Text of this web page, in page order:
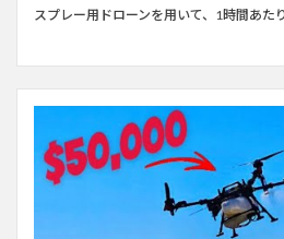
スプレー用ドローンを用いて、1時間あた